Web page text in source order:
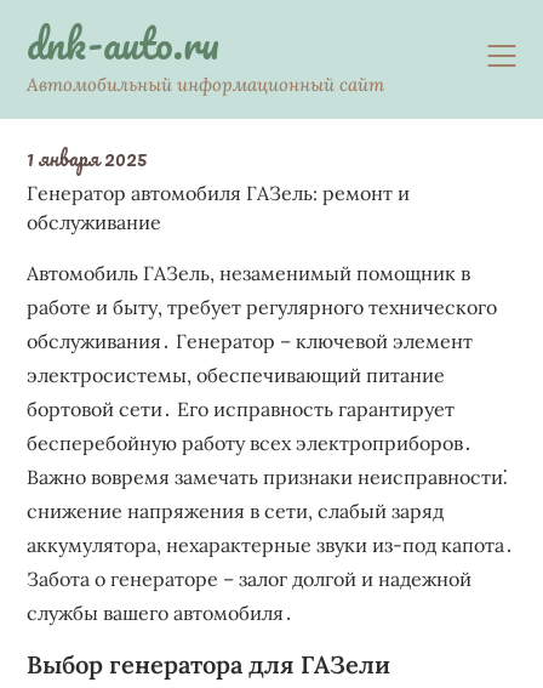
contentdnk-auto.ru
Автомобильный информационный сайт
1 января 2025
Генератор автомобиля ГАЗель: ремонт и
обслуживание
Автомобиль ГАЗель, незаменимый помощник в
работе и быту, требует регулярного технического
обслуживания․ Генератор – ключевой элемент
электросистемы, обеспечивающий питание
бортовой сети․ Его исправность гарантирует
бесперебойную работу всех электроприборов․
Важно вовремя замечать признаки неисправности⁚
снижение напряжения в сети, слабый заряд
аккумулятора, нехарактерные звуки из-под капота․
Забота о генераторе – залог долгой и надежной
службы вашего автомобиля․
Выбор генератора для ГАЗели